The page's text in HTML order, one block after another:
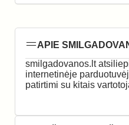
APIE
smilgadovanos.lt
internetinėje
patirtimi su kitais